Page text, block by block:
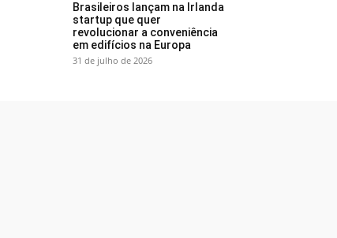
Brasileiros lançam na Irlanda
startup que quer
revolucionar a conveniência
em edifícios na Europa
31 de julho de 2026